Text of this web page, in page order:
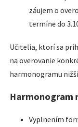
záujem o
termíne do
Učitelia, ktorí sa
na overovanie
harmonogramu
Harmonogram
Vyplnením